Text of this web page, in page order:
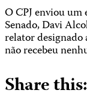
O CPJ enviou
Senado, Davi
relator designado
não recebeu
Share this: